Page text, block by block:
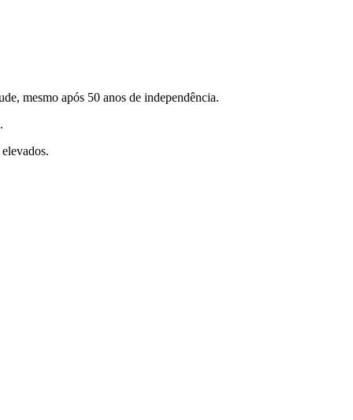
mesmo após 50 anos de independência.